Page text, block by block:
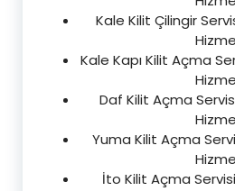
Kale Kilit Çilingir
Kale Kapı Kilit Açma
Daf Kilit Açma
Yuma Kilit Açma
İto Kilit Açma